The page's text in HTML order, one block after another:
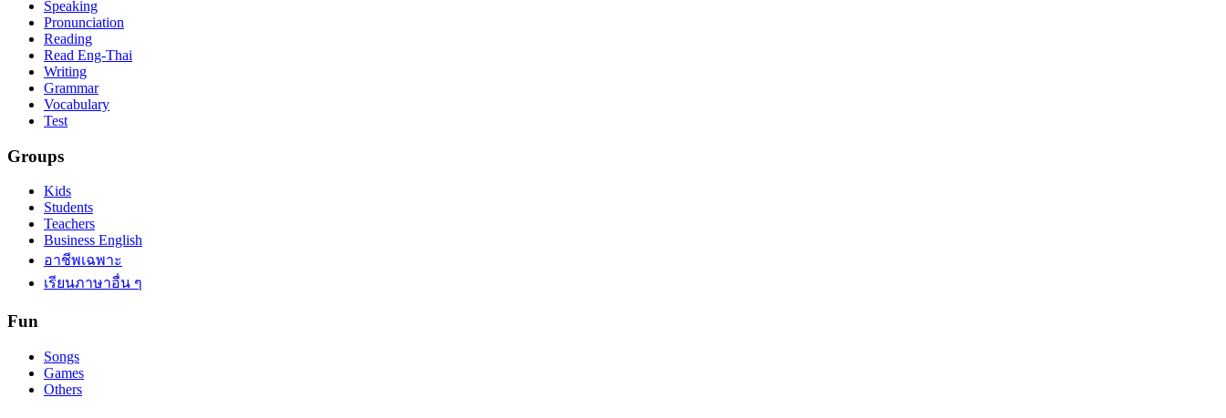
Speaking
Pronunciation
Reading
Read Eng-Thai
Writing
Grammar
Vocabulary
Test
Groups
Kids
Students
Teachers
Business English
อาชีพเฉพาะ
เรียนภาษาอื่น ๆ
Fun
Songs
Games
Others